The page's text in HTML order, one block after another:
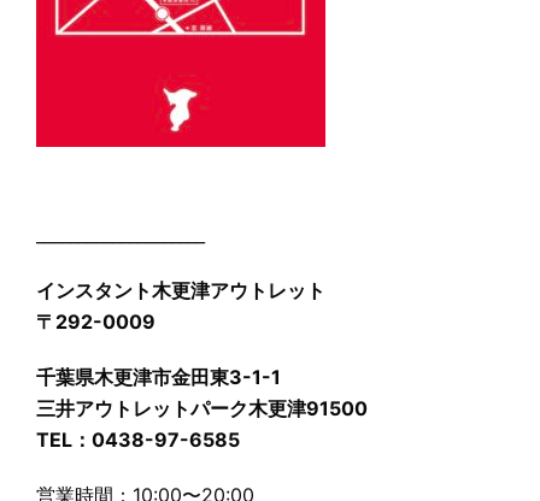
インスタント木更津アウトレット
〒292-0009
千葉県木更津市金田東3-1-1
三井アウトレットパーク木更津91500
TEL：0438-97-6585
営業時間：10:00〜20:00